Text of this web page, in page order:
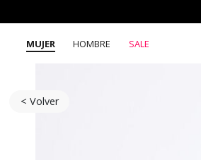
MUJER HOMBRE SALE
< Volver